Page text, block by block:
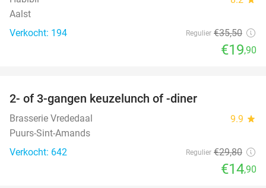
Aalst
Verkocht: 194
Regulier €35,50
€19,90
2- of 3-gangen keuzelunch of -diner
Brasserie Vrededaal 9.9 star
Puurs-Sint-Amands
Verkocht: 642
Regulier €29,80
€14,90